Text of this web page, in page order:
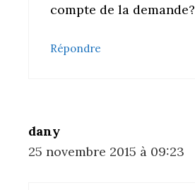
compte de la demande?
Répondre
dany
25 novembre 2015 à 09:23